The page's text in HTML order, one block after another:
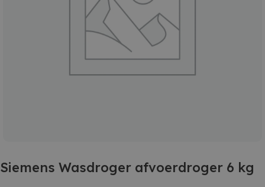
Siemens Wasdroger afvoerdroger 6 kg